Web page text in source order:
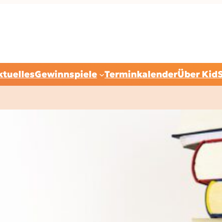
Gewinnspiele TerminkalenderÜber